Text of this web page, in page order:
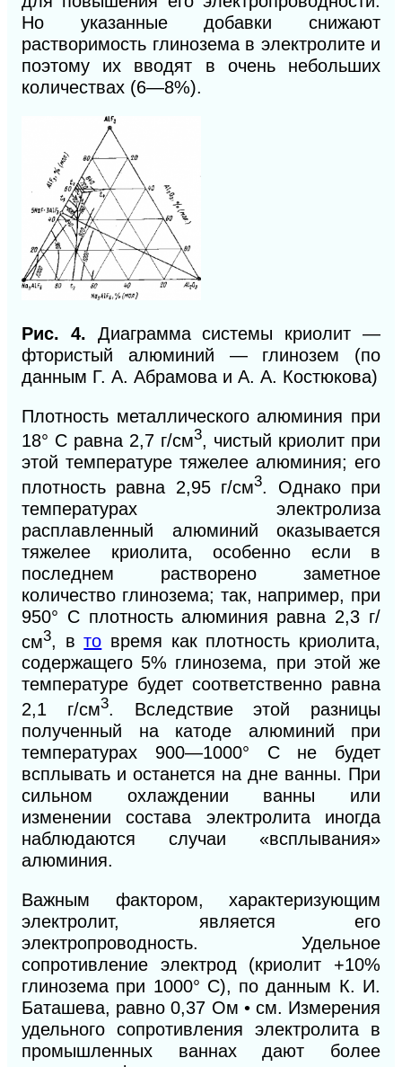
Но указанные добавки снижают
растворимость глинозема в электролите и
поэтому их вводят в очень небольших
количествах (6—8%).
Рис. 4. Диаграмма системы криолит —
фтористый алюминий — глинозем (по
данным Г. А. Абрамова и А. А. Костюкова)
Плотность металлического алюминия при
18° С равна 2,7 г/см3, чистый криолит при
этой температуре тяжелее алюминия; его
плотность равна 2,95 г/см3. Однако при
температурах электролиза
расплавленный алюминий оказывается
тяжелее криолита, особенно если в
последнем растворено заметное
количество глинозема; так, например, при
950° С плотность алюминия равна 2,3 г/
см3, вто время как плотность криолита,
содержащего 5% глинозема, при этой же
температуре будет соответственно равна
2,1 г/см3. Вследствие этой разницы
полученный на катоде алюминий при
температурах 900—1000° С не будет
всплывать и останется на дне ванны. При
сильном охлаждении ванны или
изменении состава электролита иногда
наблюдаются случаи «всплывания»
алюминия.
Важным фактором, характеризующим
электролит, является его
электропроводность. Удельное
сопротивление электрод (криолит +10%
глинозема при 1000° С), по данным К. И.
Баташева, равно 0,37 Ом • см. Измерения
удельного сопротивления электролита в
промышленных ваннах дают более